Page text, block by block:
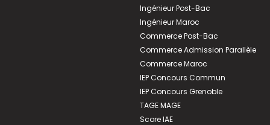
Ingénieur Post-Bac
Ingénieur Maroc
Commerce Post-Bac
Commerce Admission Parallèle
Commerce Maroc
IEP Concours Commun
IEP Concours Grenoble
TAGE MAGE
Score IAE